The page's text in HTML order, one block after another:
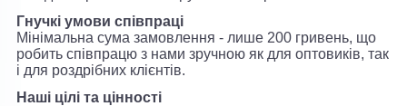
Гнучкі умови співпраці
Мінімальна сума замовлення - лише 200 гривень, що
робить співпрацю з нами зручною як для оптовиків, так
і для роздрібних клієнтів.
Наші цілі та цінності